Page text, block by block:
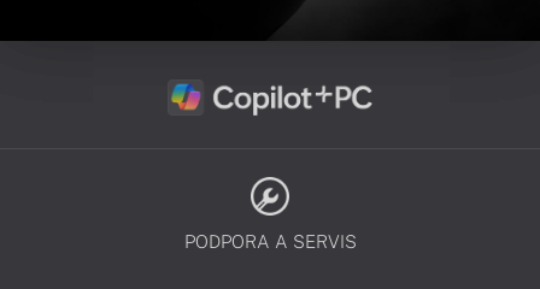
PODPORA A SERVIS